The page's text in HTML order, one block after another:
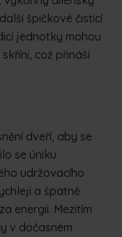
špičkové čisticí
jednotky mohou
což přináší
dveří, aby se
se úniku
udržovacího
a špatně
energii. Mezitím
v dočasném